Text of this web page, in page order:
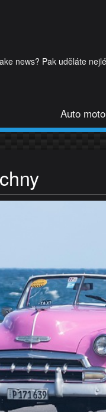
news? Pak uděláte
Auto moto